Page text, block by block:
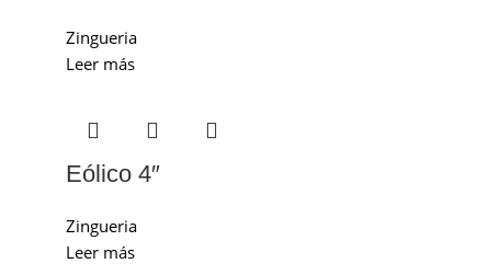
Zingueria
Leer más
Eólico 4″
Zingueria
Leer más